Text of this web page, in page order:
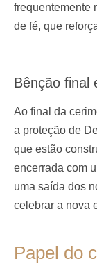
frequentemente
de fé, que
Bênção final
Ao final da
a proteção de
que estão
encerrada com
uma saída dos
celebrar a nova
Papel do